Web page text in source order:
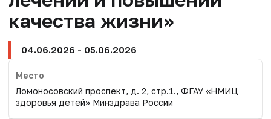
качества жизни»
04.06.2026 - 05.06.2026
Место
Ломоносовский проспект, д. 2, стр.1., ФГАУ «НМИЦ
здоровья детей» Минздрава России